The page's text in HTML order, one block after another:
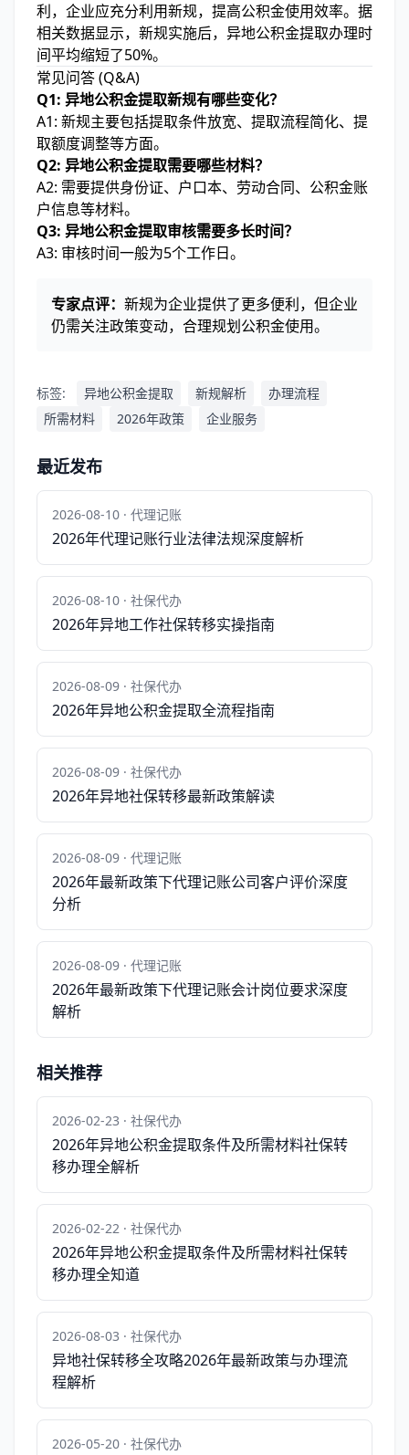
利，企业应充分利用新规，提高公积金使用效率。据
相关数据显示，新规实施后，异地公积金提取办理时
间平均缩短了50%。
常见问答 (Q&A)
Q1: 异地公积金提取新规有哪些变化？
A1: 新规主要包括提取条件放宽、提取流程简化、提
取额度调整等方面。
Q2: 异地公积金提取需要哪些材料？
A2: 需要提供身份证、户口本、劳动合同、公积金账
户信息等材料。
Q3: 异地公积金提取审核需要多长时间？
A3: 审核时间一般为5个工作日。
专家点评： 新规为企业提供了更多便利，但企业
仍需关注政策变动，合理规划公积金使用。
标签: 异地公积金提取 新规解析
办理流程
所需材料
2026年政策 企业服务
最近发布
2026-08-10 · 代理记账
2026年代理记账行业法律法规深度解析
2026-08-10 · 社保代办
2026年异地工作社保转移实操指南
2026-08-09 · 社保代办
2026年异地公积金提取全流程指南
2026-08-09 · 社保代办
2026年异地社保转移最新政策解读
2026-08-09 · 代理记账
2026年最新政策下代理记账公司客户评价深度
分析
2026-08-09 · 代理记账
2026年最新政策下代理记账会计岗位要求深度
解析
相关推荐
2026-02-23 · 社保代办
2026年异地公积金提取条件及所需材料社保转
移办理全解析
2026-02-22 · 社保代办
2026年异地公积金提取条件及所需材料社保转
移办理全知道
2026-08-03 · 社保代办
异地社保转移全攻略2026年最新政策与办理流
程解析
2026-05-20 · 社保代办